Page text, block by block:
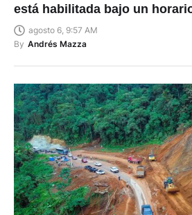
está habilitada bajo un
agosto 6, 9:57 AM
By Andrés Mazza